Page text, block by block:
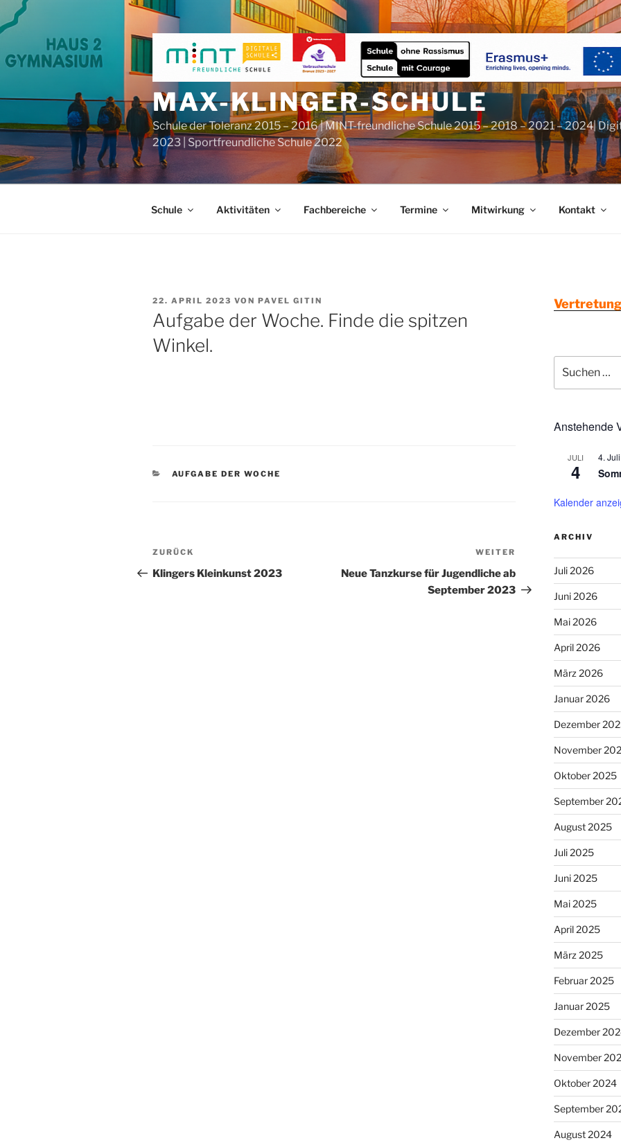
Zum
Inhalt
MAX-KLINGER-SCHULE
Schule der Toleranz 2015 – 2016 | MINT-freundliche Schule 2015 – 2018 – 2021 – 2024|
2023 | Sportfreundliche Schule 2022
Schule Aktivitäten Fachbereiche Termine Mitwirkung Kontakt
VERÖFFENTLICHT
AM
22. APRIL 2023 VON PAVEL GITIN
Aufgabe der Woche. Finde die spitzen
Winkel.
KATEGORIEN
AUFGABE DER WOCHE
Beitragsnavigation
Vorheriger
Beitrag
ZURÜCK
Klingers Kleinkunst 2023
Beitrag
WEITER
Neue Tanzkurse für Jugendliche ab
September 2023
nach:
Anstehende
JULI
4
4. Juli
Kalender
ARCHIV
Juli 2026
Juni 2026
Mai 2026
April 2026
März 2026
Januar 2026
Dezember
November
Oktober 2025
September
August 2025
Juli 2025
Juni 2025
Mai 2025
April 2025
März 2025
Februar 2025
Januar 2025
Dezember
November
Oktober 2024
September
August 2024